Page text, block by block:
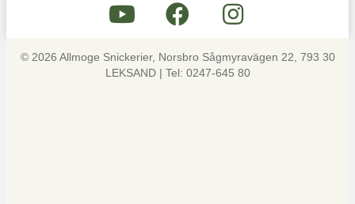
© 2026 Allmoge Snickerier, Norsbro Sågmyravägen 22, 793 30
LEKSAND | Tel: 0247-645 80